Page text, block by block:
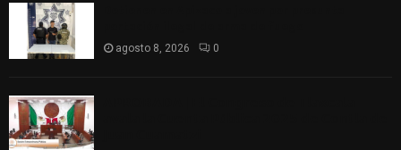
agosto 8, 2026 0